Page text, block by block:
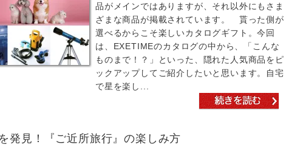
品がメインではありますが、それ以外にもさま
ざまな商品が掲載されています。 貰った側が
選べるからこそ楽しいカタログギフト。今回
は、EXETIMEのカタログの中から、「こんな
ものまで！？」といった、隠れた人気商品をピ
ックアップしてご紹介したいと思います。自宅
で星を楽し...
発見！『ご近所旅行』の楽しみ方